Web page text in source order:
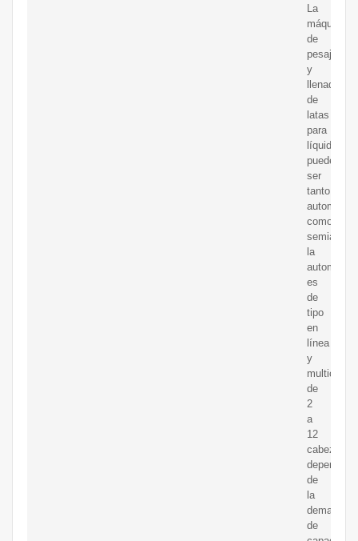
La
máquina
de
pesaje
y
llenado
de
latas
para
líquidos
puede
ser
tanto
automática
como
la
automática
es
de
tipo
en
línea
y
de
2
a
12
cabezales
de
la
demanda
de